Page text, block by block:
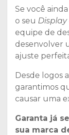
Se você
o seu Display
equipe de
desenvolver
ajuste
Desde logos
garantimos
causar uma
Garanta já
sua marca